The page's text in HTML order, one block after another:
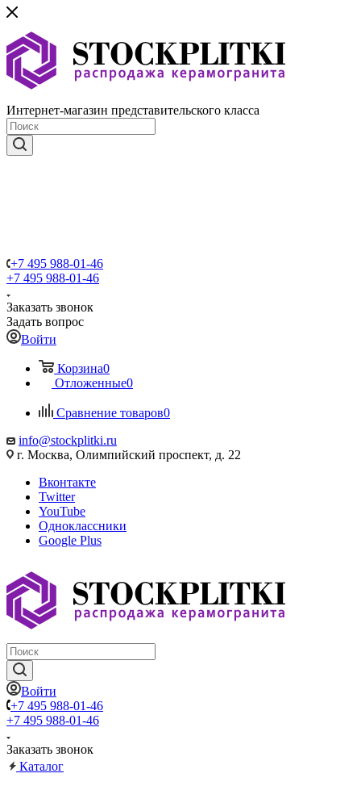
Интернет-магазин представительского класса
+7 495 988-01-46
+7 495 988-01-46
Заказать звонок
Задать вопрос
Войти
Корзина0
Отложенные0
Сравнение товаров0
info@stockplitki.ru
г. Москва, Олимпийский проспект, д. 22
Вконтакте
Twitter
YouTube
Одноклассники
Google Plus
Войти
+7 495 988-01-46
+7 495 988-01-46
Заказать звонок
Каталог